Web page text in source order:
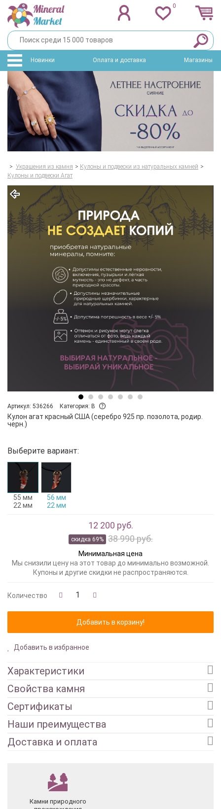
0
Новинки Оплата и доставка Магазины
> Украшения из камня > Кулоны и подвески из натуральных камней >
Кулоны и подвески Агат
Артикул: 536266 Категория: B
Кулон агат красный США (серебро 925 пр. позолота, родир.
черн.)
Выберите вариант:
55 мм
22 мм
56 мм
22 мм
12 200 руб.
скидка 69% 38 990 руб.
Минимальная цена
Мы снизили цену на этот товар до минимально возможной.
Купоны и другие скидки не распространяются.
Количество
Добавить в избранное
Характеристики
Свойства камня
Сертификаты
Наши преимущества
Доставка и оплата
Камни природного